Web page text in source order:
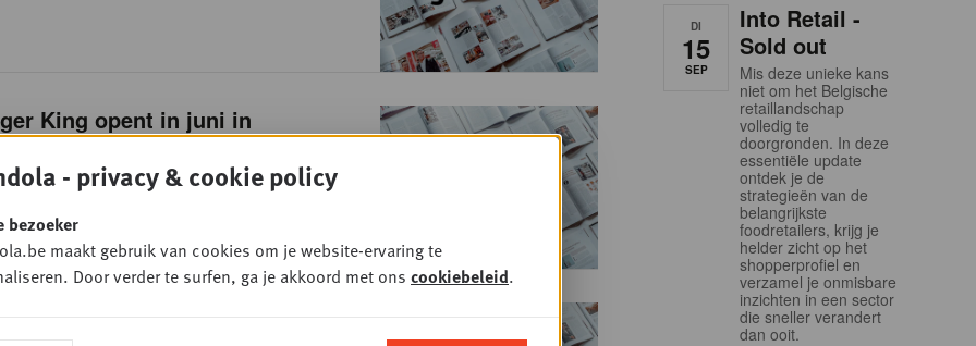
King opent in juni in
nieuwe CEO Mondelez
DI
15
SEP
Into Retail -
Sold out
Mis deze unieke kans
niet om het Belgische
retaillandschap
volledig te
doorgronden. In deze
essentiële update
ontdek je de
strategieën van de
belangrijkste
foodretailers, krijg je
helder zicht op het
shopperprofiel en
verzamel je onmisbare
inzichten in een sector
die sneller verandert
dan ooit.
- privacy & cookie policy
bezoeker
maakt gebruik van cookies om je website-ervaring te
Door verder te surfen, ga je akkoord met ons cookiebeleid.